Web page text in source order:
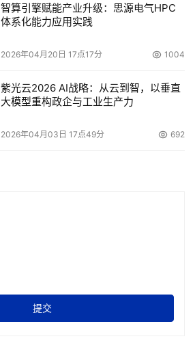
智算引擎赋能产业升级：思源电气HPC
体系化能力应用实践
2026年04月20日 17点17分 1004
紫光云2026 AI战略：从云到智，以垂直
大模型重构政企与工业生产力
2026年04月03日 17点49分 692
提交